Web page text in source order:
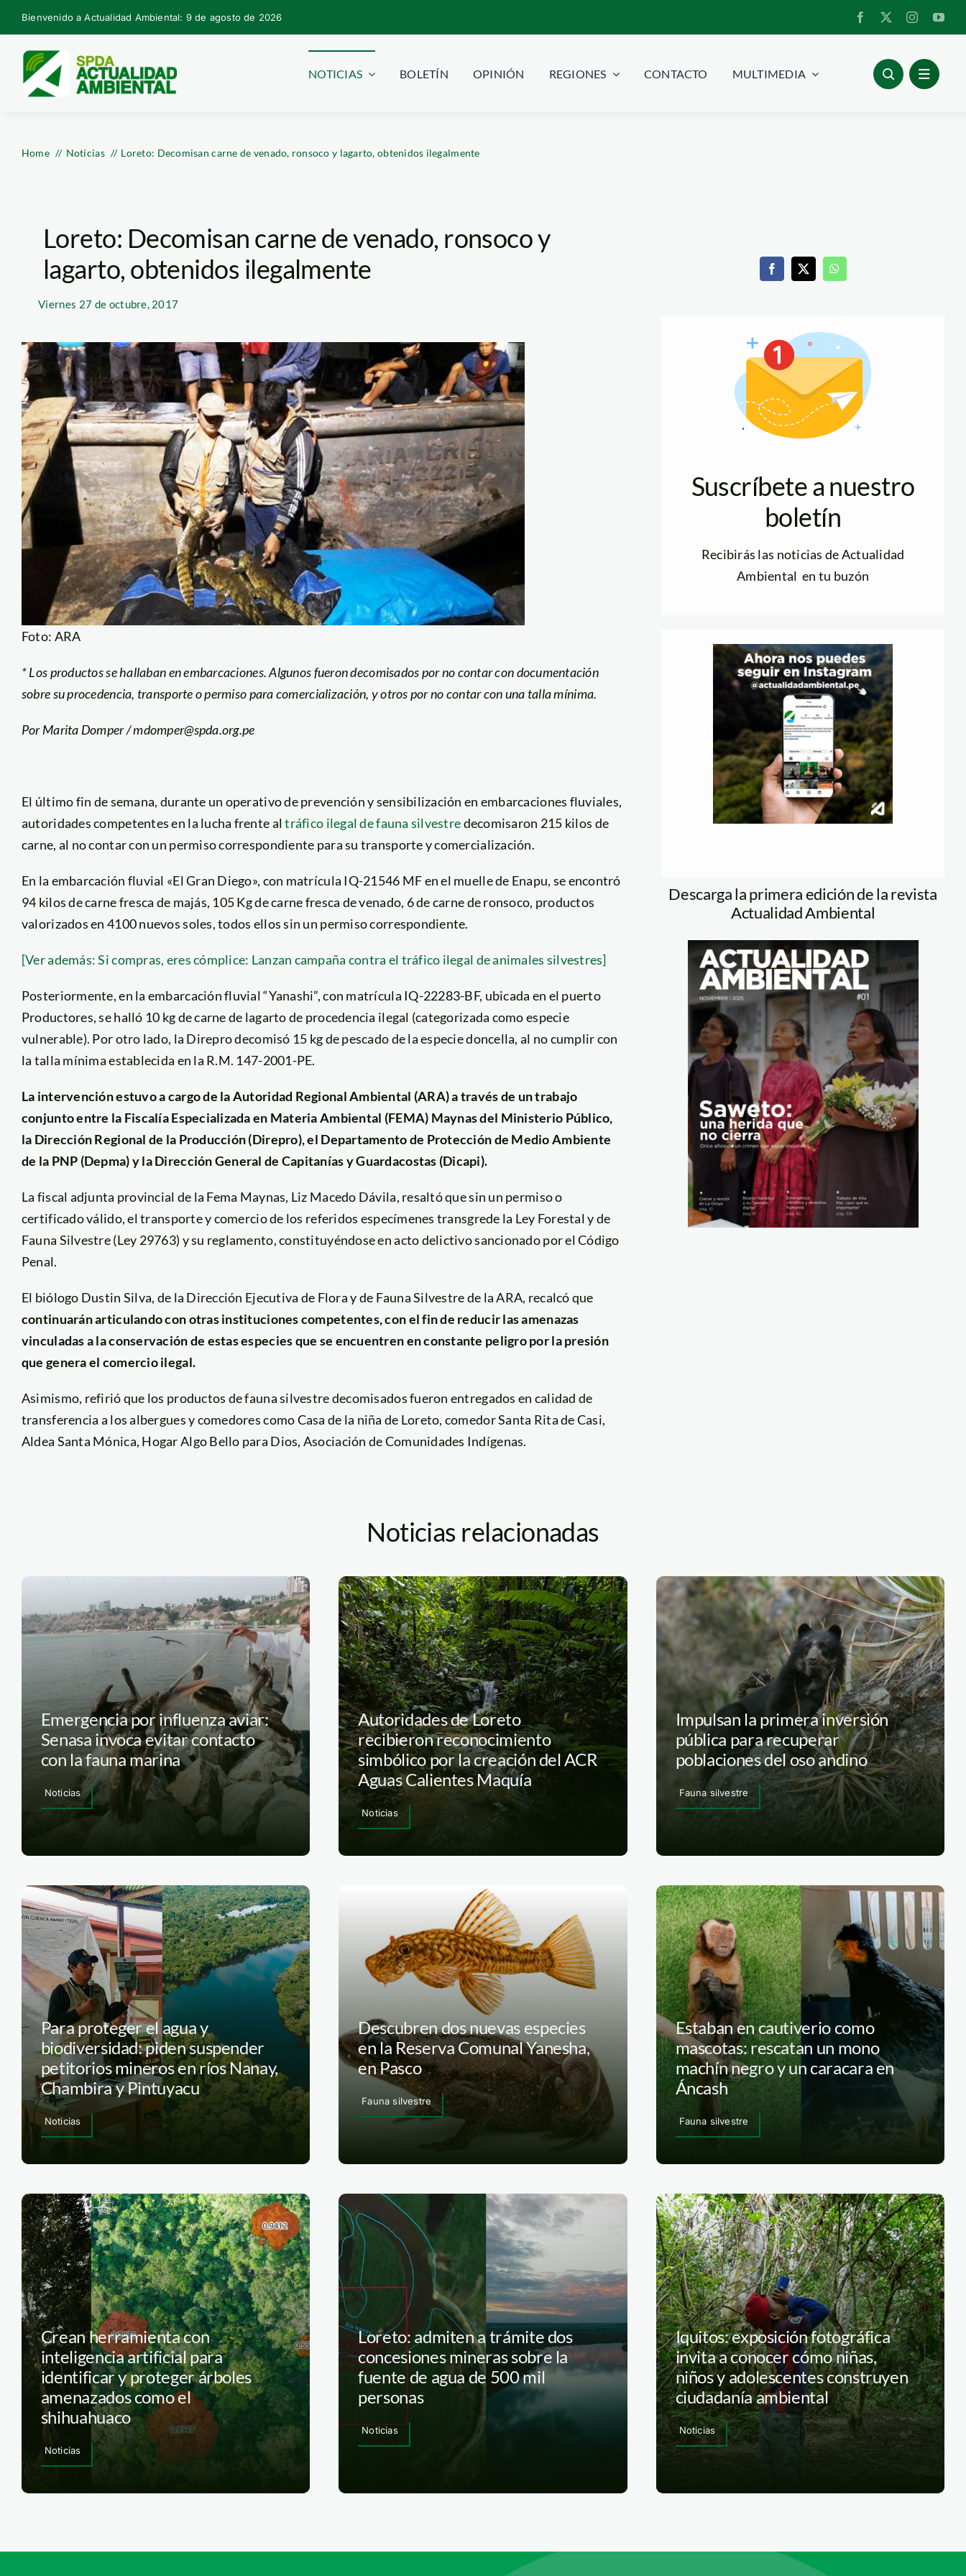
Skip
to
content
Bienvenido a Actualidad Ambiental: 9 de agosto de 2026
NOTICIAS BOLETÍN OPINIÓN REGIONES CONTACTO MULTIMEDIA
Home Noticias Loreto: Decomisan carne de venado, ronsoco y lagarto, obtenidos ilegalmente
Loreto: Decomisan carne de venado, ronsoco y
lagarto, obtenidos ilegalmente
Viernes 27 de octubre, 2017
Foto: ARA
* Los productos se hallaban en embarcaciones. Algunos fueron decomisados por no contar con documentación
sobre su procedencia, transporte o permiso para comercialización, y otros por no contar con una talla mínima.
Por Marita Domper / mdomper@spda.org.pe
El último fin de semana, durante un operativo de prevención y sensibilización en embarcaciones fluviales,
autoridades competentes en la lucha frente altráfico ilegal de fauna silvestredecomisaron 215 kilos de
carne, al no contar con un permiso correspondiente para su transporte y comercialización.
En la embarcación fluvial «El Gran Diego», con matrícula IQ-21546 MF en el muelle de Enapu, se encontró
94 kilos de carne fresca de majás, 105 Kg de carne fresca de venado, 6 de carne de ronsoco, productos
valorizados en 4100 nuevos soles, todos ellos sin un permiso correspondiente.
[Ver además: Si compras, eres cómplice: Lanzan campaña contra el tráfico ilegal de animales silvestres]
Posteriormente, en la embarcación fluvial “Yanashi”, con matrícula IQ-22283-BF, ubicada en el puerto
Productores, se halló 10 kg de carne de lagarto de procedencia ilegal (categorizada como especie
vulnerable). Por otro lado, la Direpro decomisó 15 kg de pescado de la especie doncella, al no cumplir con
la talla mínima establecida en la R.M. 147-2001-PE.
La intervención estuvo a cargo de la Autoridad Regional Ambiental (ARA) a través de un trabajo
conjunto entre la Fiscalía Especializada en Materia Ambiental (FEMA) Maynas del Ministerio Público,
la Dirección Regional de la Producción (Direpro), el Departamento de Protección de Medio Ambiente
de la PNP (Depma) y la Dirección General de Capitanías y Guardacostas (Dicapi).
La fiscal adjunta provincial de la Fema Maynas, Liz Macedo Dávila, resaltó que sin un permiso o
certificado válido, el transporte y comercio de los referidos especímenes transgrede la Ley Forestal y de
Fauna Silvestre (Ley 29763) y su reglamento, constituyéndose en acto delictivo sancionado por el Código
Penal.
El biólogo Dustin Silva, de la Dirección Ejecutiva de Flora y de Fauna Silvestre de la ARA, recalcó que
continuarán articulando con otras instituciones competentes, con el fin de reducir las amenazas
vinculadas a la conservación de estas especies que se encuentren en constante peligro por la presión
que genera el comercio ilegal.
Asimismo, refirió que los productos de fauna silvestre decomisados fueron entregados en calidad de
transferencia a los albergues y comedores como Casa de la niña de Loreto, comedor Santa Rita de Casi,
Aldea Santa Mónica, Hogar Algo Bello para Dios, Asociación de Comunidades Indígenas.
Suscríbete a nuestro
boletín
Recibirás las noticias de Actualidad
Ambiental en tu buzón
Descarga la primera edición de la revista
Actualidad Ambiental
Noticias relacionadas
Emergencia por influenza aviar:
Senasa invoca evitar contacto
con la fauna marina
Noticias
Autoridades de Loreto
recibieron reconocimiento
simbólico por la creación del ACR
Aguas Calientes Maquía
Noticias
Impulsan la primera inversión
pública para recuperar
poblaciones del oso andino
Fauna silvestre
Para proteger el agua y
biodiversidad: piden suspender
petitorios mineros en ríos Nanay,
Chambira y Pintuyacu
Noticias
Descubren dos nuevas especies
en la Reserva Comunal Yanesha,
en Pasco
Fauna silvestre
Estaban en cautiverio como
mascotas: rescatan un mono
machín negro y un caracara en
Áncash
Fauna silvestre
Crean herramienta con
inteligencia artificial para
identificar y proteger árboles
amenazados como el
shihuahuaco
Noticias
Loreto: admiten a trámite dos
concesiones mineras sobre la
fuente de agua de 500 mil
personas
Noticias
Iquitos: exposición fotográfica
invita a conocer cómo niñas,
niños y adolescentes construyen
ciudadanía ambiental
Noticias